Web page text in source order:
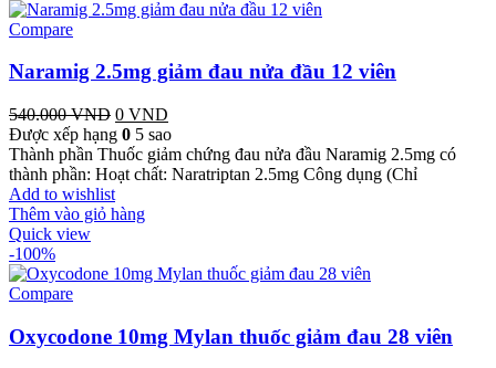
Compare
Naramig 2.5mg giảm đau nửa đầu 12 viên
540.000VND Giá
gốc
là:
540.000 VND.
0 VND
hiện
tại
là:
Được xếp hạng 0 5 sao
Thành phần Thuốc giảm chứng đau nửa đầu Naramig 2.5mg có
thành phần: Hoạt chất: Naratriptan 2.5mg Công dụng (Chỉ
Add to wishlist
Thêm vào giỏ hàng
Quick view
-100%
Compare
Oxycodone 10mg Mylan thuốc giảm đau 28 viên